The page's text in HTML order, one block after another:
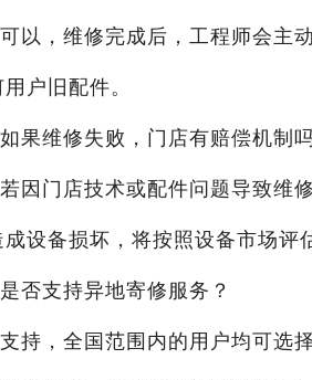
以，维修完成后，工程师会主
户旧配件。
果维修失败，门店有赔偿机制
因门店技术或配件问题导致维
成设备损坏，将按照设备市场评
否支持异地寄修服务？
持，全国范围内的用户均可选